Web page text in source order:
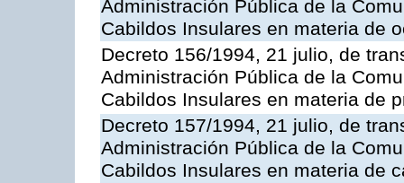
Administración Pública de la
Cabildos Insulares en materia de
Decreto 156/1994, 21 julio, de
Administración Pública de la
Cabildos Insulares en materia de
Decreto 157/1994, 21 julio, de
Administración Pública de la
Cabildos Insulares en materia de